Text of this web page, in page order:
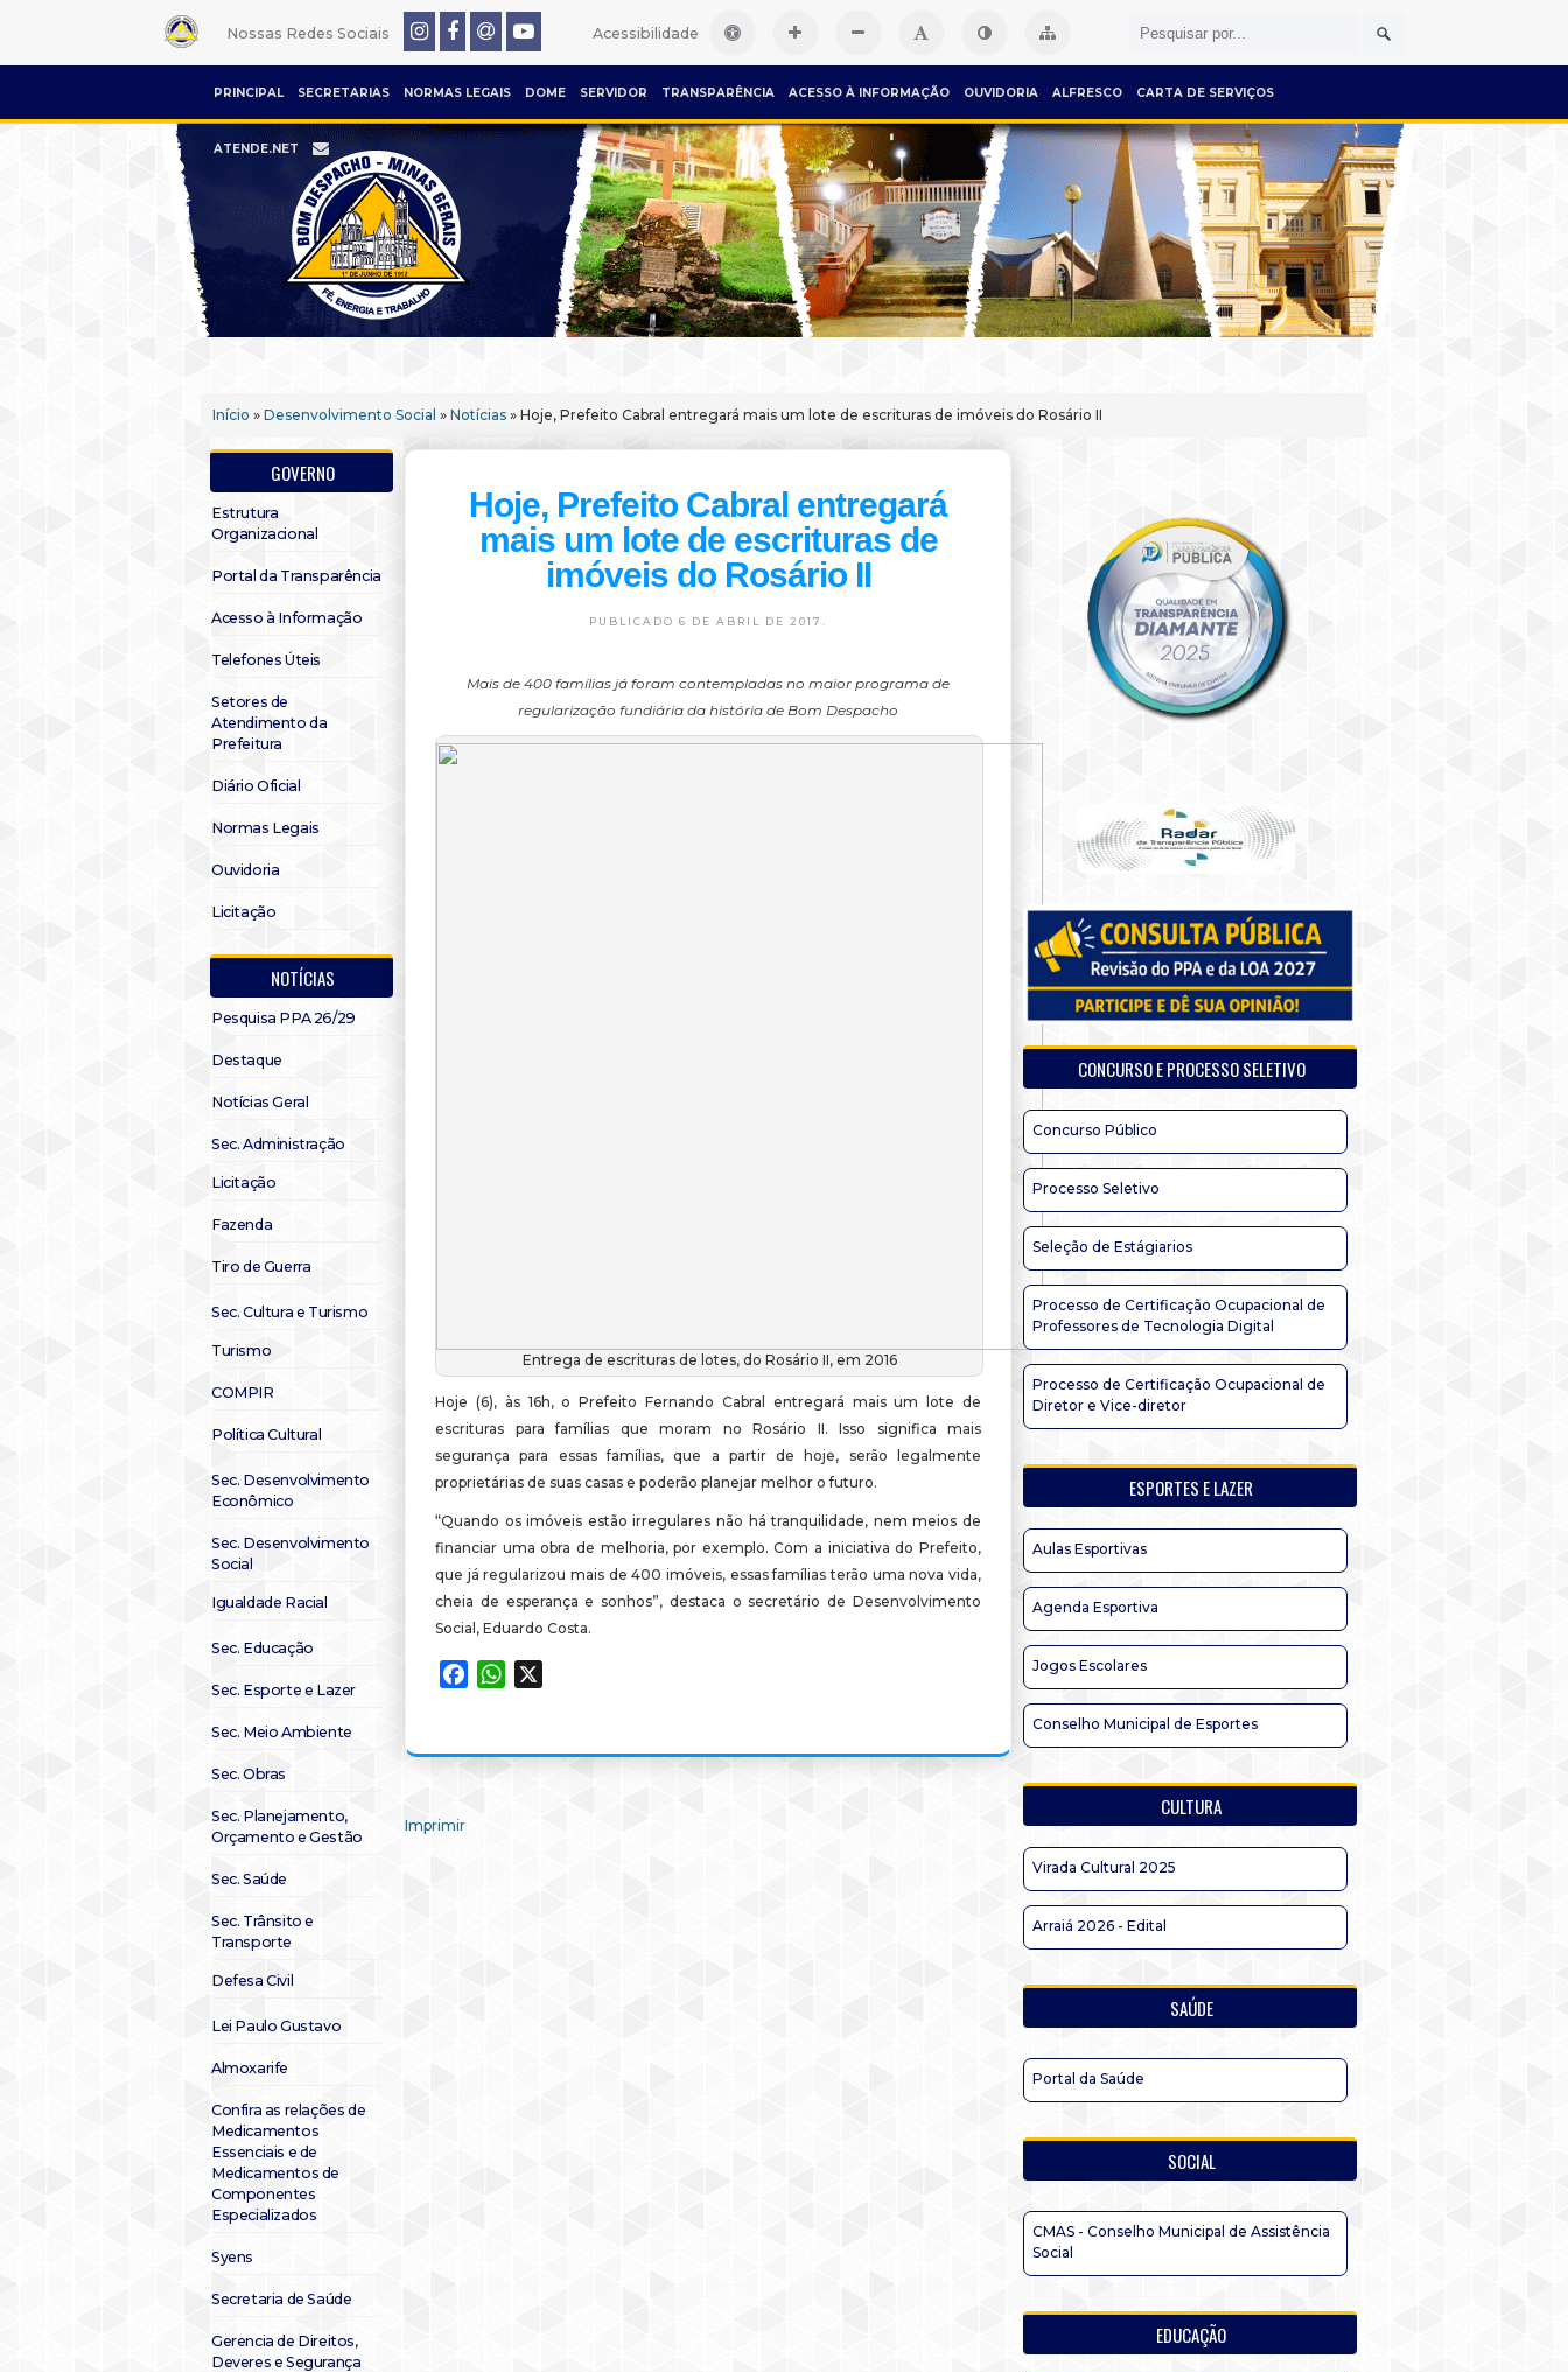
Nossas Redes Sociais Acessibilidade
PRINCIPAL SECRETARIAS NORMAS LEGAIS DOME SERVIDOR TRANSPARÊNCIA ACESSO À INFORMAÇÃO OUVIDORIA ALFRESCO CARTA DE SERVIÇOS
ATENDE.NET
Início » Desenvolvimento Social » Notícias » Hoje, Prefeito Cabral entregará mais um lote de escrituras de imóveis do Rosário II
GOVERNO
Estrutura
Organizacional
Portal da Transparência
Acesso à Informação
Telefones Úteis
Setores de
Atendimento da
Prefeitura
Diário Oficial
Normas Legais
Ouvidoria
Licitação
NOTÍCIAS
Pesquisa PPA 26/29
Destaque
Notícias Geral
Sec. Administração
Licitação
Fazenda
Tiro de Guerra
Sec. Cultura e Turismo
Turismo
COMPIR
Política Cultural
Sec. Desenvolvimento
Econômico
Sec. Desenvolvimento
Social
Igualdade Racial
Sec. Educação
Sec. Esporte e Lazer
Sec. Meio Ambiente
Sec. Obras
Sec. Planejamento,
Orçamento e Gestão
Sec. Saúde
Sec. Trânsito e
Transporte
Defesa Civil
Lei Paulo Gustavo
Almoxarife
Confira as relações de
Medicamentos
Essenciais e de
Medicamentos de
Componentes
Especializados
Syens
Secretaria de Saúde
Gerencia de Direitos,
Deveres e Segurança
Hoje, Prefeito Cabral entregará
mais um lote de escrituras de
imóveis do Rosário II
PUBLICADO 6 DE ABRIL DE 2017.
Mais de 400 famílias já foram contempladas no maior programa de
regularização fundiária da história de Bom Despacho
Entrega de escrituras de lotes, do Rosário II, em 2016
Hoje (6), às 16h, o Prefeito Fernando Cabral entregará mais um lote de
escrituras para famílias que moram no Rosário II. Isso significa mais
segurança para essas famílias, que a partir de hoje, serão legalmente
proprietárias de suas casas e poderão planejar melhor o futuro.
“Quando os imóveis estão irregulares não há tranquilidade, nem meios de
financiar uma obra de melhoria, por exemplo. Com a iniciativa do Prefeito,
que já regularizou mais de 400 imóveis, essas famílias terão uma nova vida,
cheia de esperança e sonhos”, destaca o secretário de Desenvolvimento
Social, Eduardo Costa.
FacebookWhatsApp
Imprimir
CONCURSO E PROCESSO SELETIVO
Concurso Público
Processo Seletivo
Seleção de Estágiarios
Processo de Certificação Ocupacional de
Professores de Tecnologia Digital
Processo de Certificação Ocupacional de
Diretor e Vice-diretor
ESPORTES E LAZER
Aulas Esportivas
Agenda Esportiva
Jogos Escolares
Conselho Municipal de Esportes
CULTURA
Virada Cultural 2025
Arraiá 2026 - Edital
SAÚDE
Portal da Saúde
SOCIAL
CMAS - Conselho Municipal de Assistência
Social
EDUCAÇÃO